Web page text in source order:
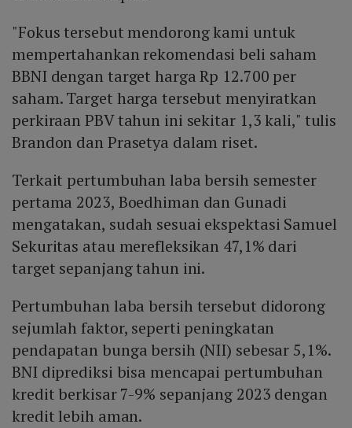
"Fokus tersebut mendorong kami untuk
mempertahankan rekomendasi beli saham
BBNI dengan target harga Rp 12.700 per
saham. Target harga tersebut menyiratkan
perkiraan PBV tahun ini sekitar 1,3 kali," tulis
Brandon dan Prasetya dalam riset.
Terkait pertumbuhan laba bersih semester
pertama 2023, Boedhiman dan Gunadi
mengatakan, sudah sesuai ekspektasi Samuel
Sekuritas atau merefleksikan 47,1% dari
target sepanjang tahun ini.
Pertumbuhan laba bersih tersebut didorong
sejumlah faktor, seperti peningkatan
pendapatan bunga bersih (NII) sebesar 5,1%.
BNI diprediksi bisa mencapai pertumbuhan
kredit berkisar 7-9% sepanjang 2023 dengan
kredit lebih aman.